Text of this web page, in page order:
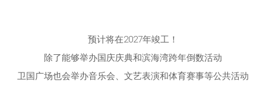
预计将在2027年竣工！
除了能够举办国庆庆典和滨海湾跨年倒数活动
卫国广场也会举办音乐会、文艺表演和体育赛事等公共活动